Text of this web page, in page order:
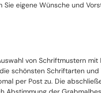
eigene Wünsche und
von Schriftmustern
schönsten Schriftarten
per Post zu. Die